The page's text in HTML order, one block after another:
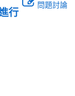
問題討論
行